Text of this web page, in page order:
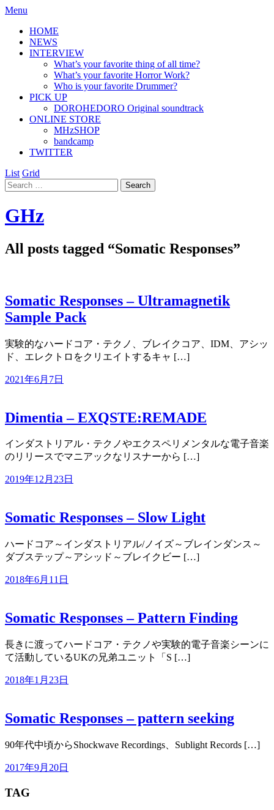
Menu
HOME
NEWS
INTERVIEW
What’s your favorite thing of all time?
What’s your favorite Horror Work?
Who is your favorite Drummer?
PICK UP
DOROHEDORO Original soundtrack
ONLINE STORE
MHzSHOP
bandcamp
TWITTER
List Grid
GHz
All posts tagged “Somatic Responses”
Somatic Responses – Ultramagnetik
Sample Pack
実験的なハードコア・テクノ、ブレイクコア、IDM、アシッ
ド、エレクトロをクリエイトするキャ […]
2021年6月7日
Dimentia – EXQSTE:REMADE
インダストリアル・テクノやエクスペリメンタルな電子音楽
のリリースでマニアックなリスナーから […]
2019年12月23日
Somatic Responses – Slow Light
ハードコア～インダストリアル/ノイズ～ブレインダンス～
ダブステップ～アシッド～ブレイクビー […]
2018年6月11日
Somatic Responses – Pattern Finding
長きに渡ってハードコア・テクノや実験的電子音楽シーンに
て活動しているUKの兄弟ユニット「S […]
2018年1月23日
Somatic Responses – pattern seeking
90年代中頃からShockwave Recordings、Sublight Records […]
2017年9月20日
TAG